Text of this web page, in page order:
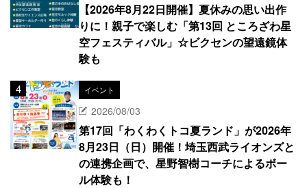
【2026年8月22日開催】夏休みの思い出作
りに！親子で楽しむ「第13回 ところざわ星
空フェスティバル」☆ビクセンの望遠鏡体
験も
イベント
2026/08/03
第17回「わくわくトコ夏ランド」が2026年
8月23日（日）開催！埼玉西武ライオンズと
の連携企画で、星野智樹コーチによるボー
ル体験も！